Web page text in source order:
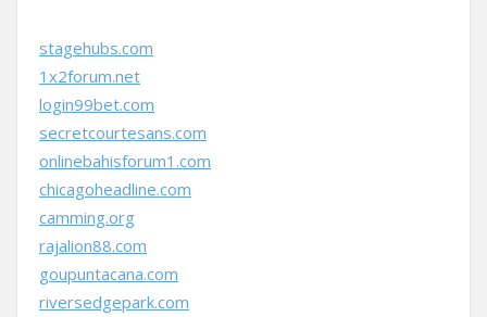
stagehubs.com
1x2forum.net
login99bet.com
secretcourtesans.com
onlinebahisforum1.com
chicagoheadline.com
camming.org
rajalion88.com
goupuntacana.com
riversedgepark.com